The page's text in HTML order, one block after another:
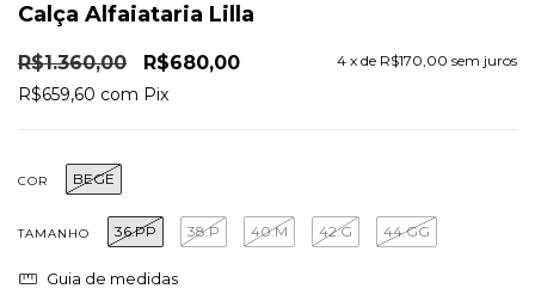
Calça Alfaiataria Lilla
R$1.360,00 R$680,00 4 x de R$170,00 sem juros
R$659,60 com Pix
COR BEGE
TAMANHO 36.PP 38.P 40.M 42.G 44.GG
Guia de medidas